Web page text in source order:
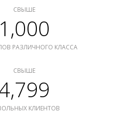
СВЫШЕ
1,000
РАЗЛИЧНОГО КЛАССА
СВЫШЕ
КЛИЕНТОВ